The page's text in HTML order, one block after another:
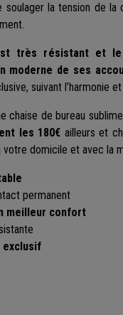
la tension de
très résistant et
moderne de ses
suivant l’harmonie
chaise de bureau
les 180€ ailleurs et
domicile et avec la
permanent
meilleur confort
exclusif